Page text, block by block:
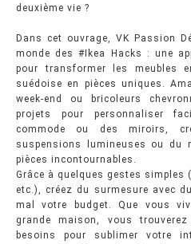
deuxième vie ?
Dans cet ouvrage, VK Passion
monde des #Ikea Hacks : une
pour transformer les meubles
suédoise en pièces uniques.
week-end ou bricoleurs
projets pour personnaliser
commode ou des miroirs,
suspensions lumineuses ou du
pièces incontournables.
Grâce à quelques gestes simples
etc.), créez du surmesure avec
mal votre budget. Que vous
grande maison, vous
besoins pour sublimer votre